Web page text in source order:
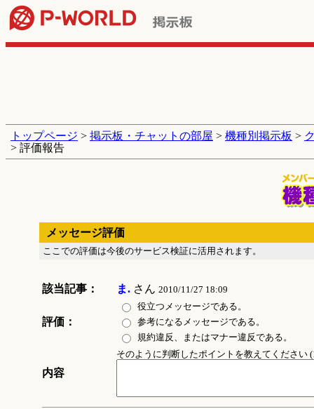
トップページ > 掲示板・チャットの部屋 > 機種別掲示板 >
> 評価報告
メッセージ評価
ここでの評価は今後のサービス検証に活用されます。
該当記事： ま.さん 2010/11/27 18:09
評価：
役立つメッセージである。
参考になるメッセージである。
規約違反、またはマナー違反である。
内容
そのように判断したポイントを教えてください